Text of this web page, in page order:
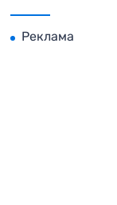
Реклама